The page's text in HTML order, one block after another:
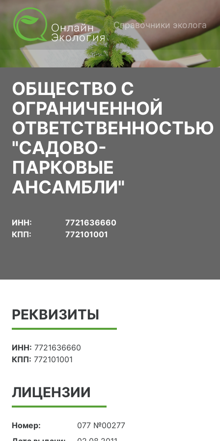
Справочники эколога
ОБЩЕСТВО С
ОГРАНИЧЕННОЙ
ОТВЕТСТВЕННОСТЬЮ
"САДОВО-
ПАРКОВЫЕ
АНСАМБЛИ"
ИНН:
7721636660
КПП:
772101001
РЕКВИЗИТЫ
ИНН: 7721636660
КПП: 772101001
ЛИЦЕНЗИИ
Номер:
077 №00277